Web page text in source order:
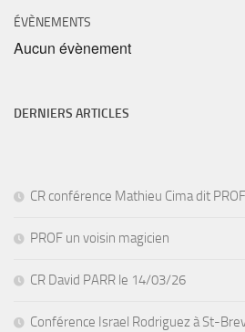
ÉVÈNEMENTS
Aucun évènement
DERNIERS ARTICLES
CR conférence Mathieu Cima dit
PROF un voisin magicien
CR David PARR le 14/03/26
Conférence Israel Rodriguez à St-